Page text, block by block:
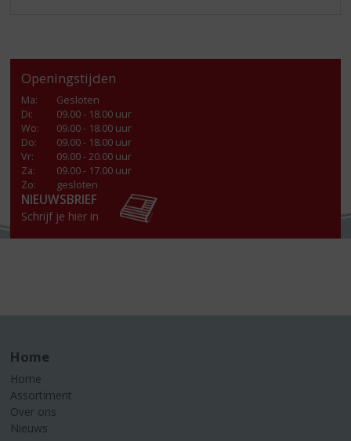
Openingstijden
Ma:
Gesloten
Di:
09.00 - 18.00 uur
Wo:
09.00 - 18.00 uur
Do:
09.00 - 18.00 uur
Vr:
09.00 - 20.00 uur
Za:
09.00 - 17.00 uur
Zo:
gesloten
NIEUWSBRIEF
Schrijf je hier in
Home
Home
Assortiment
Over ons
Nieuws